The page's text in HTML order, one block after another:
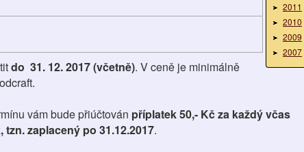
2011
2010
2009
2007
do 31. 12. 2017 (včetně). V ceně je minimálně
vám bude přiúčtován příplatek 50,- Kč za každý včas
zaplacený po 31.12.2017.